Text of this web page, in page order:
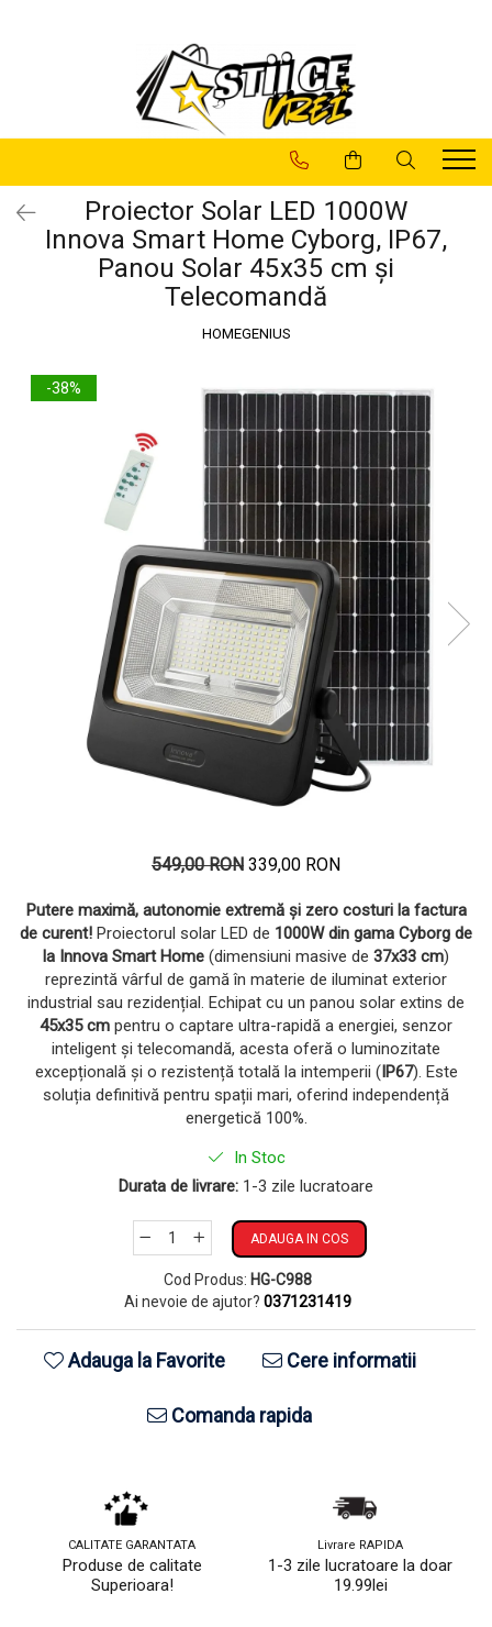
Pachete Promotionale
Articole de Sarbatori
Casa si Gradina
Lampi Solare
Sanatate si Intretinere
Gradina
Lampi Decorative
Proiector Solar LED 1000W
Innova Smart Home Cyborg, IP67,
Panou Solar 45x35 cm și
Telecomandă
HOMEGENIUS
-38%
549,00 RON 339,00 RON
Putere maximă, autonomie extremă și zero costuri la factura
de curent! Proiectorul solar LED de 1000W din gama Cyborg de
la Innova Smart Home (dimensiuni masive de 37x33 cm)
reprezintă vârful de gamă în materie de iluminat exterior
industrial sau rezidențial. Echipat cu un panou solar extins de
45x35 cm pentru o captare ultra-rapidă a energiei, senzor
inteligent și telecomandă, acesta oferă o luminozitate
excepțională și o rezistență totală la intemperii (IP67). Este
soluția definitivă pentru spații mari, oferind independență
energetică 100%.
In Stoc
Durata de livrare: 1-3 zile lucratoare
ADAUGA IN COS
Cod Produs: HG-C988
Ai nevoie de ajutor? 0371231419
Adauga la Favorite Cere informatii
Comanda rapida
CALITATE GARANTATA
Produse de calitate
Superioara!
Livrare RAPIDA
1-3 zile lucratoare la doar
19.99lei